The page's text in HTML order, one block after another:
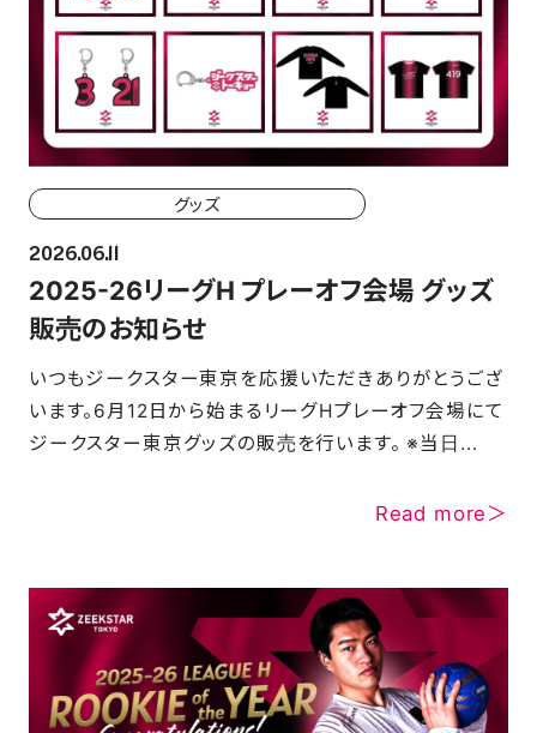
グッズ
2026.06.11
2025-26リーグH プレーオフ会場 グッズ
販売のお知らせ
いつもジークスター東京を応援いただきありがとうござ
います。6月12日から始まるリーグHプレーオフ会場にて
ジークスター東京グッズの販売を行います。 ※当日...
Read more＞